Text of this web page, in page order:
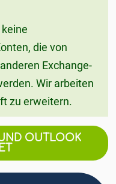
die von
Exchange-
Wir arbeiten
zu erweitern.
OUTLOOK